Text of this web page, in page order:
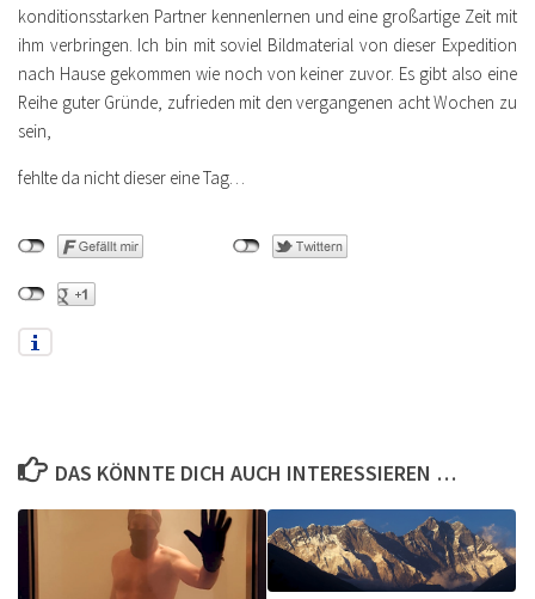
konditionsstarken Partner kennenlernen und eine großartige Zeit mit
ihm verbringen. Ich bin mit soviel Bildmaterial von dieser Expedition
nach Hause gekommen wie noch von keiner zuvor. Es gibt also eine
Reihe guter Gründe, zufrieden mit den vergangenen acht Wochen zu
sein,
fehlte da nicht dieser eine Tag…
DAS KÖNNTE DICH AUCH INTERESSIEREN …